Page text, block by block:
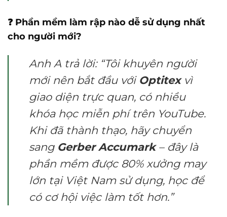
❓ Phần mềm làm rập nào dễ sử dụng nhất
cho người mới?
Anh A trả lời: “Tôi khuyên người
mới nên bắt đầu với Optitexvì
giao diện trực quan, có nhiều
khóa học miễn phí trên YouTube.
Khi đã thành thạo, hãy chuyển
sang Gerber Accumark– đây là
phần mềm được 80% xưởng may
lớn tại Việt Nam sử dụng, học để
có cơ hội việc làm tốt hơn.”